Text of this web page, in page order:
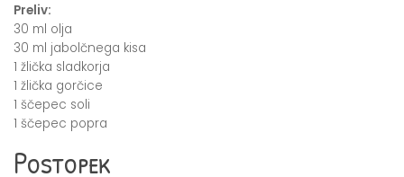
Preliv:
30 ml olja
30 ml jabolčnega kisa
1 žlička sladkorja
1 žlička gorčice
1 ščepec soli
1 ščepec popra
Postopek